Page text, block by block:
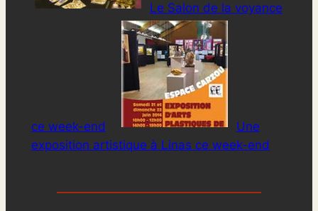
Le Salon de la voyance
ce week-end
Une
exposition artistique à Linas ce week-end